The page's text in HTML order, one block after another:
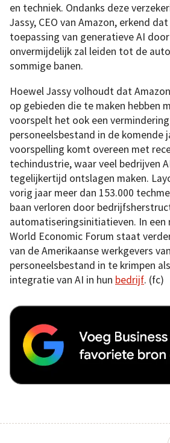
en techniek. Ondanks deze
Jassy, CEO van Amazon, erkend
toepassing van generatieve AI
onvermijdelijk zal leiden tot de
sommige banen.
Hoewel Jassy volhoudt dat
op gebieden die te maken hebben
voorspelt het ook een
personeelsbestand in de komende
voorspelling komt overeen met
techindustrie, waar veel bedrijven
tegelijkertijd ontslagen maken.
vorig jaar meer dan 153.000
baan verloren door
automatiseringsinitiatieven. In een
World Economic Forum staat
van de Amerikaanse werkgevers
personeelsbestand in te krimpen
integratie van AI in hun bedrijf. (fc)